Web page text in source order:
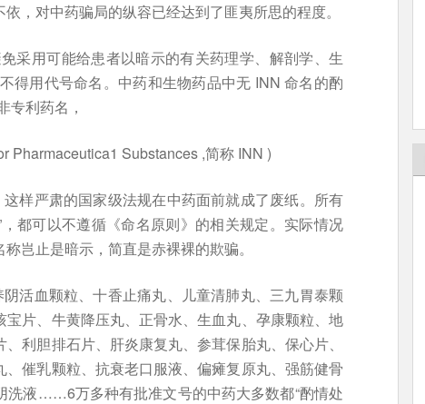
，对中药骗局的纵容已经达到了匪夷所思的程度。
采用可能给患者以暗示的有关药理学、解剖学、生
得用代号命名。中药和生物药品中无 INN 命名的酌
专利药名，
Pharmaceutica1 Substances ,简称 INN )
这样严肃的国家级法规在中药面前就成了废纸。所有
都可以不遵循《命名原则》的相关规定。实际情况
岂止是暗示，简直是赤裸裸的欺骗。
活血颗粒、十香止痛丸、儿童清肺丸、三九胃泰颗
片、牛黄降压丸、正骨水、生血丸、孕康颗粒、地
利胆排石片、肝炎康复丸、参茸保胎丸、保心片、
催乳颗粒、抗衰老口服液、偏瘫复原丸、强筋健骨
洗液……6万多种有批准文号的中药大多数都“酌情处